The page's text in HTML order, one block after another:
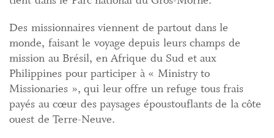
Des missionnaires viennent de partout dans le
monde, faisant le voyage depuis leurs champs de
mission au Brésil, en Afrique du Sud et aux
Philippines pour participer à « Ministry to
Missionaries », qui leur offre un refuge tous frais
payés au cœur des paysages époustouflants de la côte
ouest de Terre-Neuve.